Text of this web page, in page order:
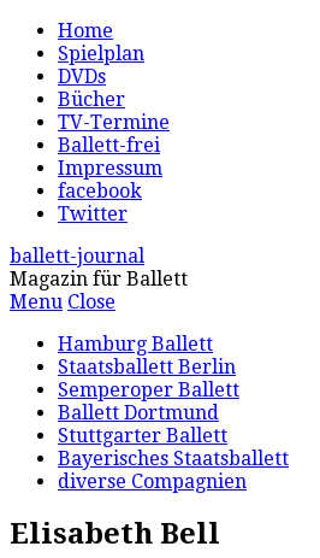
Home
Spielplan
DVDs
Bücher
TV-Termine
Ballett-frei
Impressum
facebook
Twitter
ballett-journal
Magazin für Ballett
Menu Close
Hamburg Ballett
Staatsballett Berlin
Semperoper Ballett
Ballett Dortmund
Stuttgarter Ballett
Bayerisches Staatsballett
diverse Compagnien
Elisabeth Bell